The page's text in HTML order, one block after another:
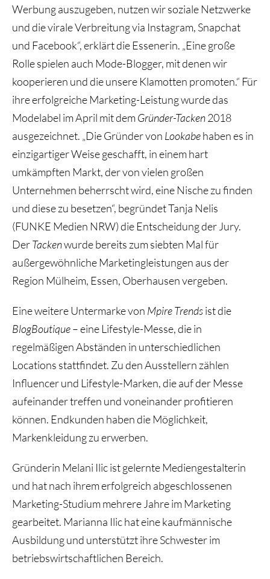
Werbung auszugeben, nutzen wir soziale Netzwerke
und die virale Verbreitung via Instagram, Snapchat
und Facebook“, erklärt die Essenerin. „Eine große
Rolle spielen auch Mode-Blogger, mit denen wir
kooperieren und die unsere Klamotten promoten.“ Für
ihre erfolgreiche Marketing-Leistung wurde das
Modelabel im April mit demGründer-Tacken2018
ausgezeichnet. „Die Gründer von Lookabehaben es in
einzigartiger Weise geschafft, in einem hart
umkämpften Markt, der von vielen großen
Unternehmen beherrscht wird, eine Nische zu finden
und diese zu besetzen“, begründet Tanja Nelis
(FUNKE Medien NRW) die Entscheidung der Jury.
DerTackenwurde bereits zum siebten Mal für
außergewöhnliche Marketingleistungen aus der
Region Mülheim, Essen, Oberhausen vergeben.
Eine weitere Untermarke von Mpire Trendsist die
BlogBoutique– eine Lifestyle-Messe, die in
regelmäßigen Abständen in unterschiedlichen
Locations stattfindet. Zu den Ausstellern zählen
Influencer und Lifestyle-Marken, die auf der Messe
aufeinander treffen und voneinander profitieren
können. Endkunden haben die Möglichkeit,
Markenkleidung zu erwerben.
Gründerin Melani Ilic ist gelernte Mediengestalterin
und hat nach ihrem erfolgreich abgeschlossenen
Marketing-Studium mehrere Jahre im Marketing
gearbeitet. Marianna Ilic hat eine kaufmännische
Ausbildung und unterstützt ihre Schwester im
betriebswirtschaftlichen Bereich.